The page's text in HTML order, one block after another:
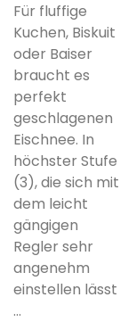
Für fluffige
Kuchen, Biskuit
oder Baiser
braucht es
perfekt
geschlagenen
Eischnee. In
höchster Stufe
(3), die sich mit
dem leicht
gängigen
Regler sehr
angenehm
einstellen lässt
...